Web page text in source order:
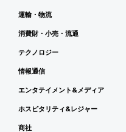
運輸・物流
消費財・小売・流通
テクノロジー
情報通信
エンタテイメント&メディア
ホスピタリティ&レジャー
商社